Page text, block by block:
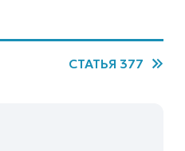
СТАТЬЯ 377